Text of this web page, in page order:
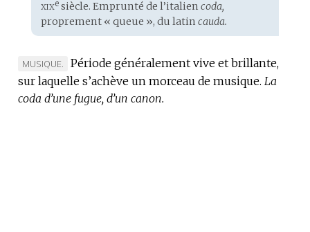
Étymologie
:
xixesiècle. Emprunté de l’italien coda,
proprement « queue », du latin cauda.
MARQUE
DE
DOMAINE
MUSIQUE.
Période généralement vive et brillante,
sur laquelle s’achève un morceau de musique. La
coda d’une fugue, d’un canon.